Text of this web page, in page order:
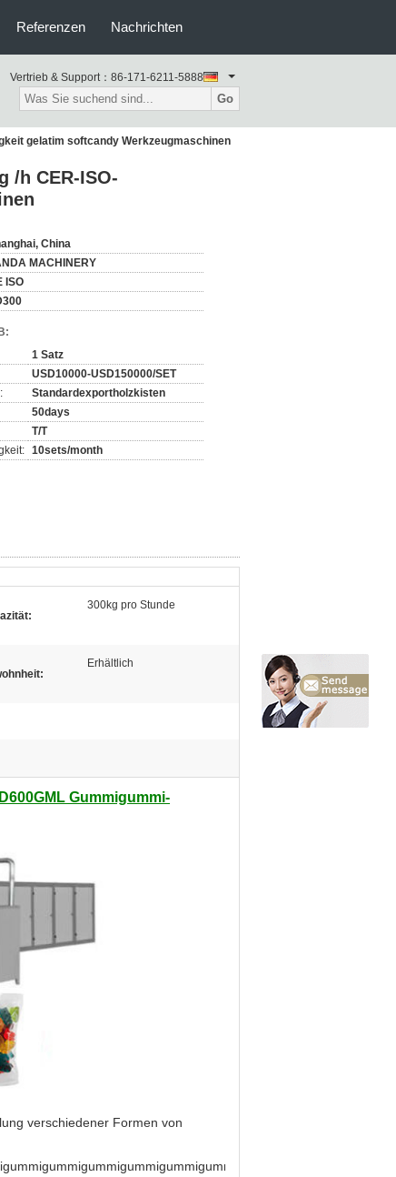
Referenzen Nachrichten
Vertrieb & Support： 86-171-6211-5888
Go
gelatim softcandy Werkzeugmaschinen
/h CER-ISO-
China
MACHINERY
ISO
1 Satz
USD10000-USD150000/SET
Standardexportholzkisten
50days
T/T
10sets/month
300kg pro Stunde
Erhältlich
Gummigummi-
verschiedener Formen von